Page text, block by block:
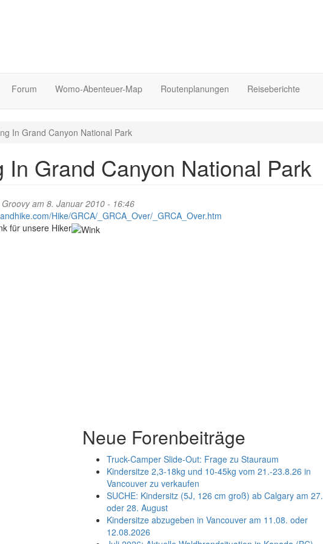
Forum Womo-Abenteuer-Map Routenplanungen Reiseberichte
In Grand Canyon National Park
In Grand Canyon National Park
Groovyam 8. Januar 2010 - 16:46
Hike/GRCA/_GRCA_Over/_GRCA_Over.htm
für unsere Hiker
Neue Forenbeiträge
Truck-Camper Slide-Out: Frage zu Stauraum
Kindersitze 2,3-18kg und 10-45kg vom 21.-23.8.26 in
Vancouver zu verkaufen
SUCHE: Kindersitz (5J, 126 cm groß) ab Calgary am 27.
oder 28. August
Kindersitze abzugeben in Vancouver am 11.08. oder
12.08.2026